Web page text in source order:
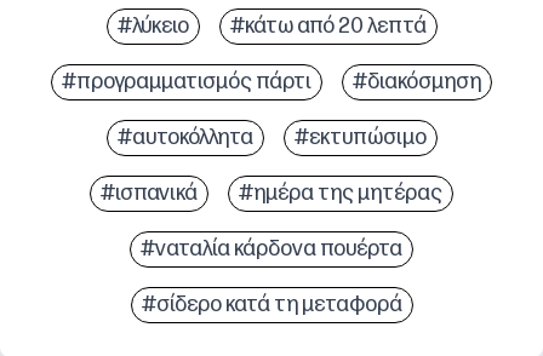
#λύκειο #κάτω από 20 λεπτά
#προγραμματισμός πάρτι #διακόσμηση
#αυτοκόλλητα #εκτυπώσιμο
#ισπανικά #ημέρα της μητέρας
#ναταλία κάρδονα πουέρτα
#σίδερο κατά τη μεταφορά